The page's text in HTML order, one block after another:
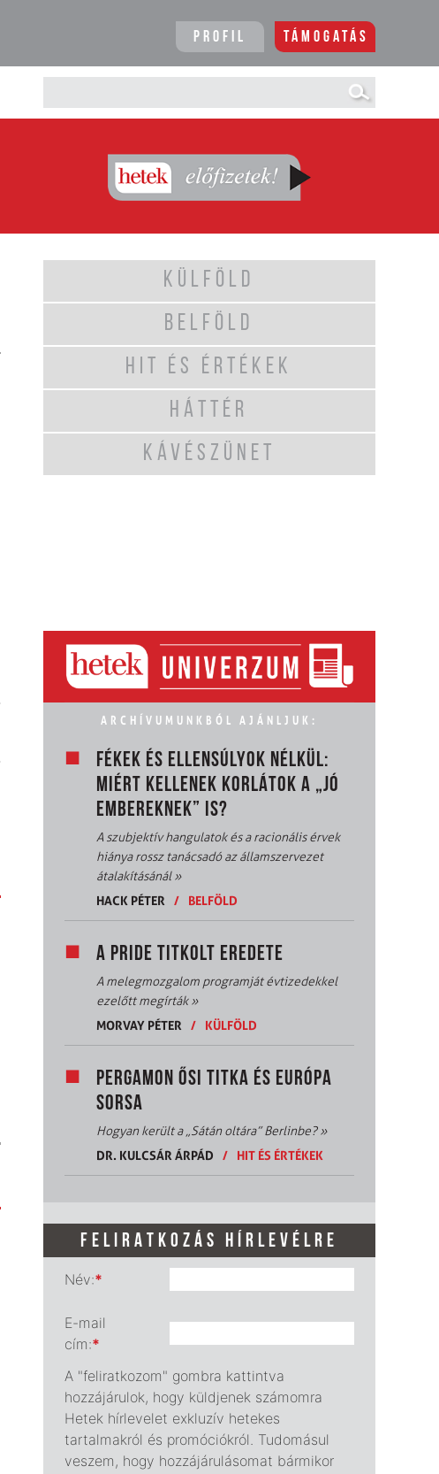
Profil Támogatás
KÜLFÖLD
BELFÖLD
HIT ÉS ÉRTÉKEK
HÁTTÉR
KÁVÉSZÜNET
ARCHÍVUMUNKBÓL AJÁNLJUK:
FÉKEK ÉS ELLENSÚLYOK NÉLKÜL:
MIÉRT KELLENEK KORLÁTOK A „JÓ
EMBEREKNEK” IS?
A szubjektív hangulatok és a racionális érvek
hiánya rossz tanácsadó az államszervezet
átalakításánál»
HACK PÉTER
/ BELFÖLD
A PRIDE TITKOLT EREDETE
A melegmozgalom programját évtizedekkel
ezelőtt megírták»
MORVAY PÉTER
/ KÜLFÖLD
PERGAMON ŐSI TITKA ÉS EURÓPA
SORSA
Hogyan került a „Sátán oltára” Berlinbe?»
DR. KULCSÁR ÁRPÁD
/ HIT ÉS ÉRTÉKEK
FELIRATKOZÁS HÍRLEVÉLRE
Név:*
E-mail
cím:*
A "feliratkozom" gombra kattintva
hozzájárulok, hogy küldjenek számomra
Hetek hírlevelet exkluzív hetekes
tartalmakról és promóciókról. Tudomásul
veszem, hogy hozzájárulásomat bármikor